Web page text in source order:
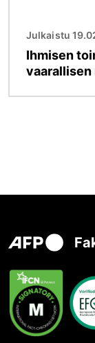
Julkaistu
Ihmisen
vaarallisen